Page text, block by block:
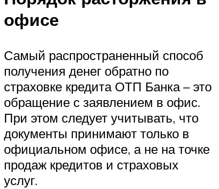
офисе
Самый распространенный способ
получения денег обратно по
страховке кредита ОТП Банка – это
обращение с заявлением в офис.
При этом следует учитывать, что
документы принимают только в
официальном офисе, а не на точке
продаж кредитов и страховых
услуг.